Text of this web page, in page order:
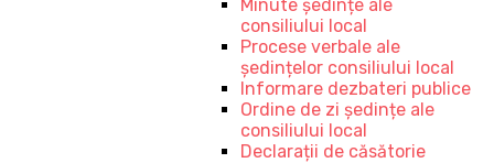
Minute ședințe ale
consiliului local
Procese verbale ale
ședințelor consiliului local
Informare dezbateri publice
Ordine de zi ședințe ale
consiliului local
Declarații de căsătorie